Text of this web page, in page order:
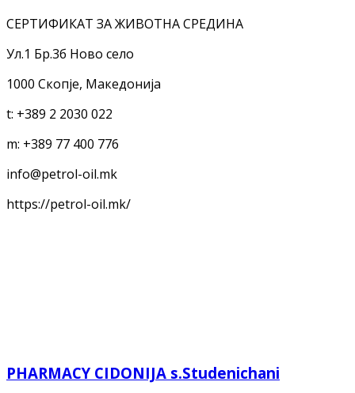
СЕРТИФИКАТ ЗА ЖИВОТНА СРЕДИНА
Ул.1 Бр.3б Ново село
1000 Скопје, Македонија
t: +389 2 2030 022
m: +389 77 400 776
info@petrol-oil.mk
https://petrol-oil.mk/
PHARMACY CIDONIJA s.Studenichani